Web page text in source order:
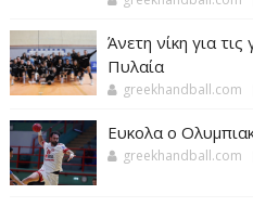
Άνετη νίκη για
Πυλαία
greekhandball.com
Ευκολα ο
greekhandball.com